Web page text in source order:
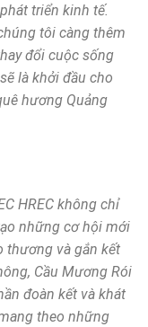
triển kinh tế.
tôi càng thêm
đổi cuộc sống
là khởi đầu cho
hương Quảng
HREC không chỉ
những cơ hội mới
thương và gắn kết
Cầu Mương Rói
đoàn kết và khát
theo những